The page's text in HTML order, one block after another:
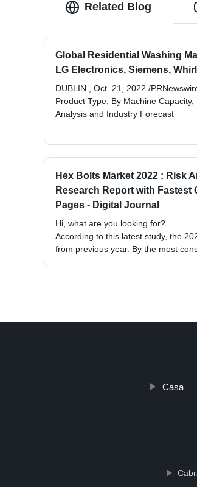
Related Blog
Global Residential Washing
LG Electronics, Siemens,
DUBLIN , Oct. 21, 2022 /
Product Type, By Machine
Analysis and Industry Forecast
Hex Bolts Market 2022 : Risk
Research Report with Fastest
Pages - Digital Journal
Hi, what are you looking for?
According to this latest study, the
from previous year. By the most
Casa